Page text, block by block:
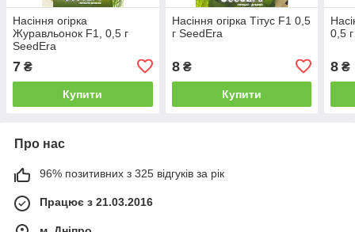
Насіння огірка
Журавльонок F1, 0,5 г
SeedEra
7 ₴
Купити
Насіння огірка Тітус F1 0,5
г SeedEra
8₴
Купити
0,5
8 ₴
Про нас
96% позитивних з 325 відгуків за рік
Працює з 21.03.2016